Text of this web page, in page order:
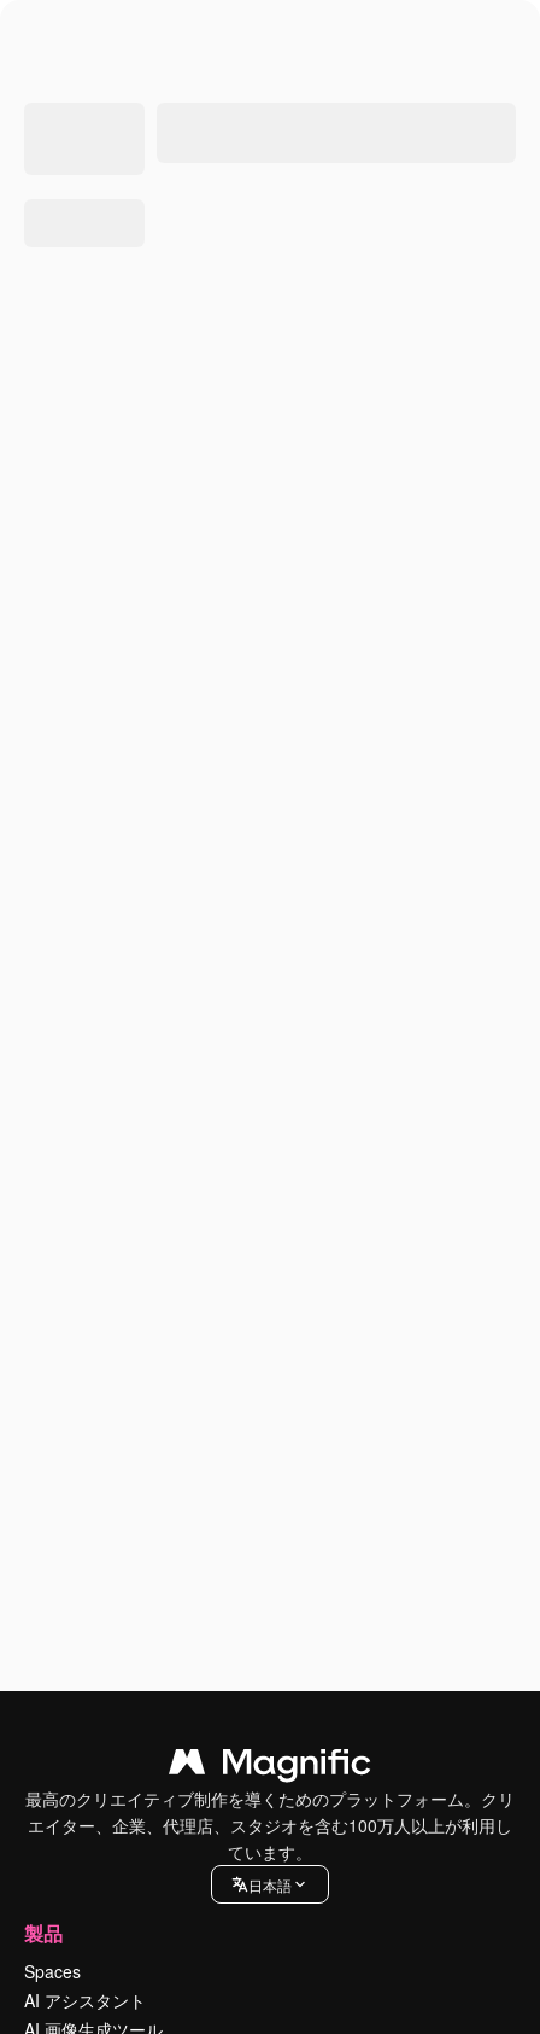
最高のクリエイティブ制作を導くためのプラットフォーム。クリ
エイター、企業、代理店、スタジオを含む100万人以上が利用し
ています。
日本語
製品
Spaces
AI アシスタント
AI 画像生成ツール